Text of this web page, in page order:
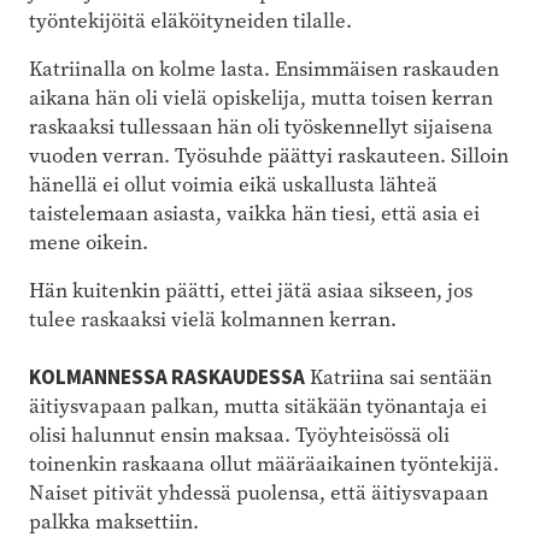
työntekijöitä eläköityneiden tilalle.
Katriinalla on kolme lasta. Ensimmäisen raskauden
aikana hän oli vielä opiskelija, mutta toisen kerran
raskaaksi tullessaan hän oli työskennellyt sijaisena
vuoden verran. Työsuhde päättyi raskauteen. Silloin
hänellä ei ollut voimia eikä uskallusta lähteä
taistelemaan asiasta, vaikka hän tiesi, että asia ei
mene oikein.
Hän kuitenkin päätti, ettei jätä asiaa sikseen, jos
tulee raskaaksi vielä kolmannen kerran.
KOLMANNESSA RASKAUDESSAKatriina sai sentään
äitiysvapaan palkan, mutta sitäkään työnantaja ei
olisi halunnut ensin maksaa. Työyhteisössä oli
toinenkin raskaana ollut määräaikainen työntekijä.
Naiset pitivät yhdessä puolensa, että äitiysvapaan
palkka maksettiin.